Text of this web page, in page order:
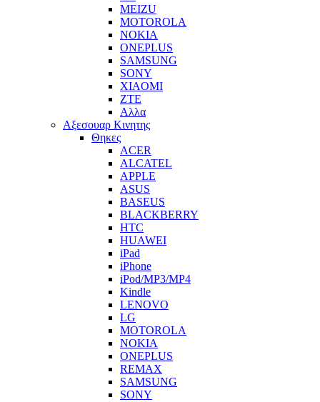
MEIZU
MOTOROLA
NOKIA
ONEPLUS
SAMSUNG
SONY
XIAOMI
ZTE
Αλλα
Αξεσουαρ Κινητης
Θηκες
ACER
ALCATEL
APPLE
ASUS
BASEUS
BLACKBERRY
HTC
HUAWEI
iPad
iPhone
iPod/MP3/MP4
Kindle
LENOVO
LG
MOTOROLA
NOKIA
ONEPLUS
REMAX
SAMSUNG
SONY